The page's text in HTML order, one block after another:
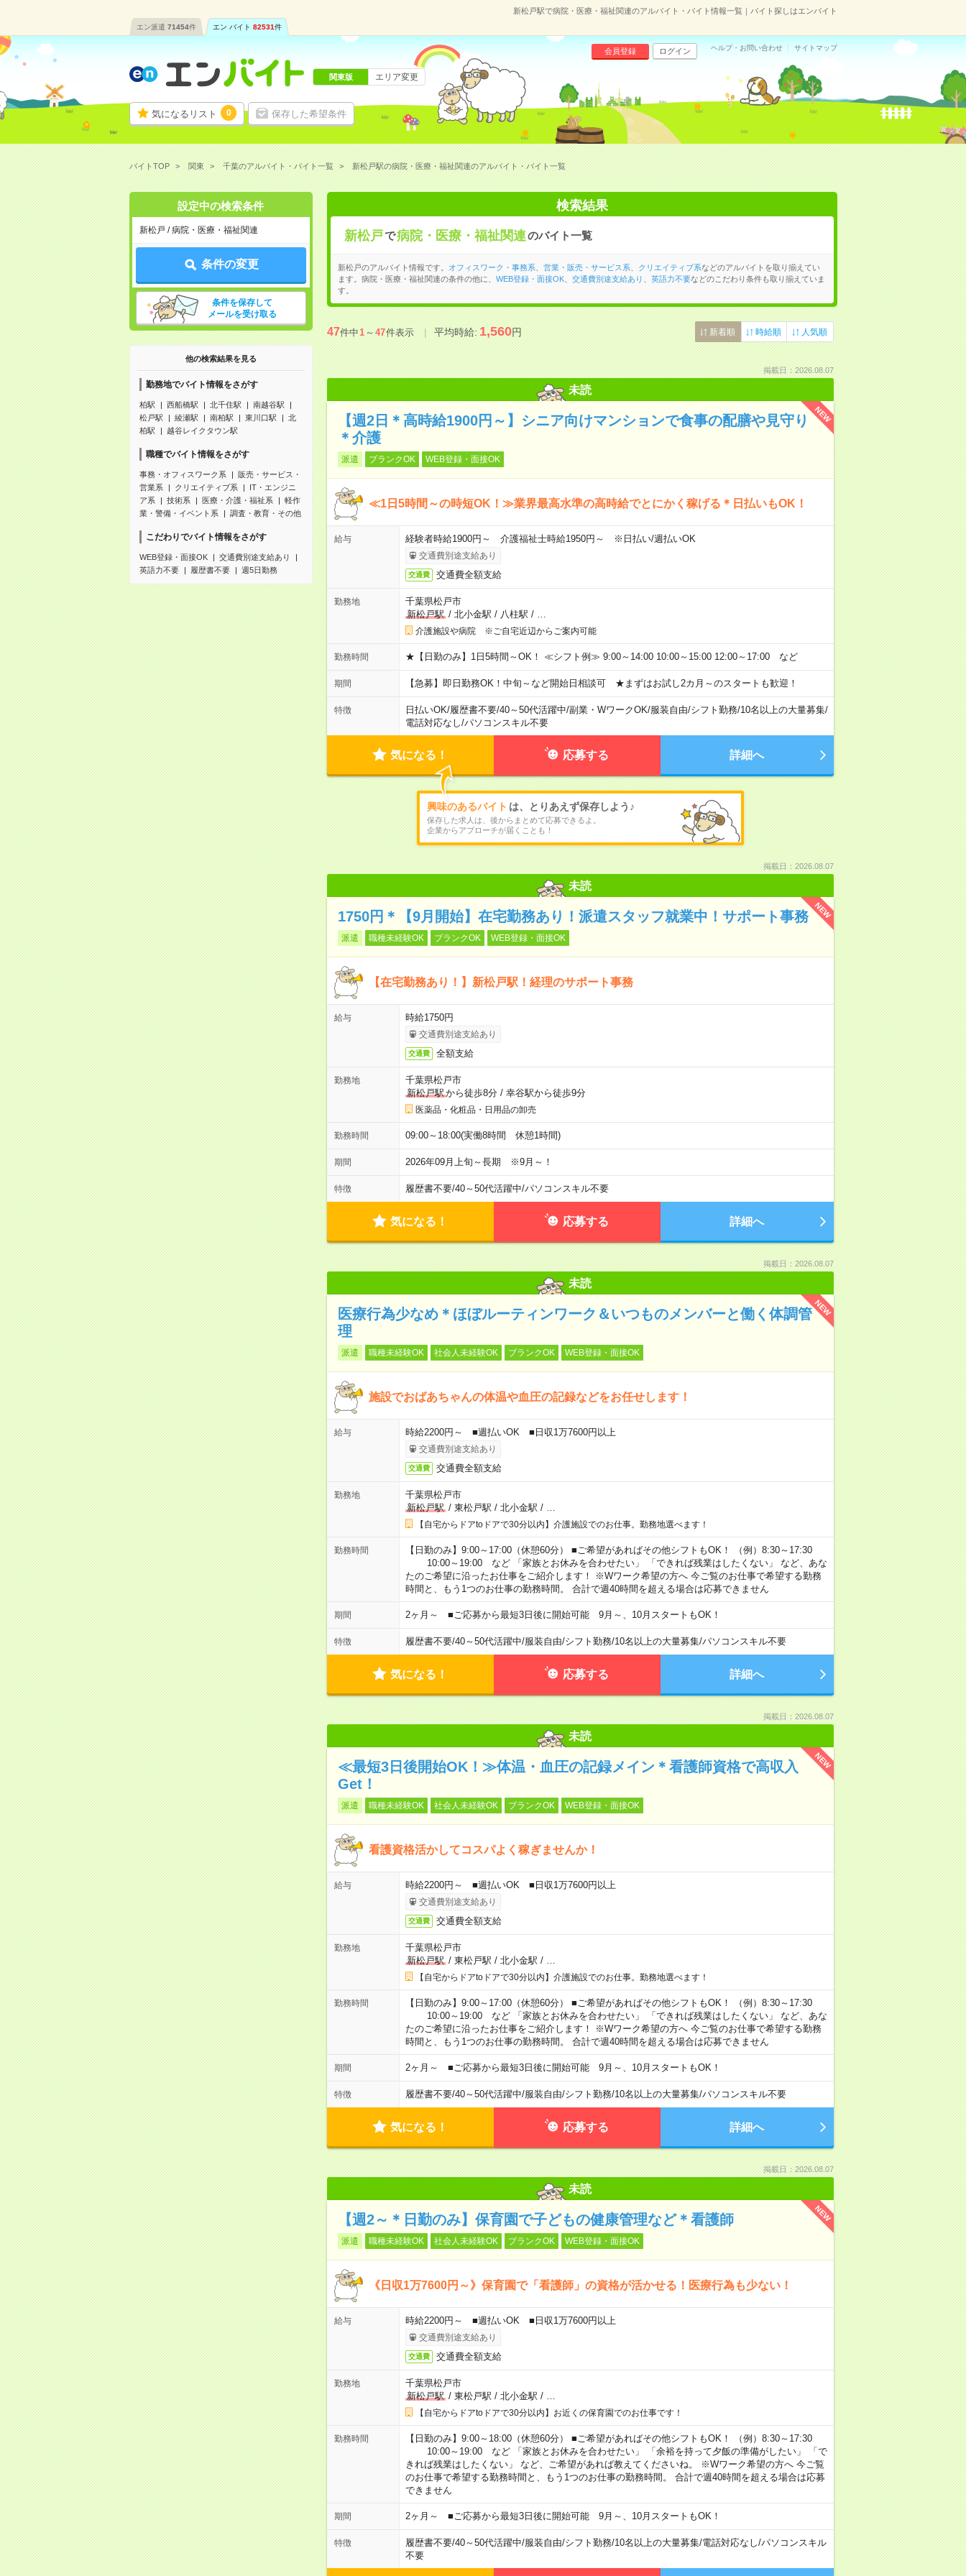
新松戸駅で病院・医療・福祉関連のアルバイト・バイト情報一覧｜バイト探しはエンバイト
エン派遣 71454件 エン バイト 82531件
気になるリスト 0 保存した希望条件
会員登録 ログイン ヘルプ・お問い合わせ サイトマップ
関東版 エリア変更
バイトTOP 関東 千葉のアルバイト・バイト一覧 新松戸駅の病院・医療・福祉関連のアルバイト・バイト一覧
設定中の検索条件
新松戸 / 病院・医療・福祉関連
条件の変更
条件を保存して
メールを受け取る
他の検索結果を見る
勤務地でバイト情報をさがす
柏駅 西船橋駅 北千住駅
南越谷駅
松戸駅
綾瀬駅 南柏駅 東川口駅
北
柏駅
越谷レイクタウン駅
職種でバイト情報をさがす
事務・オフィスワーク系
販売・サービス・
営業系
クリエイティブ系
IT・エンジニ
ア系
技術系 医療・介護・福祉系
軽作
業・警備・イベント系
調査・教育・その他
こだわりでバイト情報をさがす
WEB登録・面接OK
交通費別途支給あり
英語力不要
履歴書不要 週5日勤務
検索結果
新松戸で病院・医療・福祉関連のバイト一覧
新松戸のアルバイト情報です。 オフィスワーク・事務系 営業・販売・サービス系 クリエイティブ系などのアルバイトを取り揃えてい
ます。病院・医療・福祉関連の条件の他に、 WEB登録・面接OK、 交通費別途支給あり 英語力不要などのこだわり条件も取り揃えていま
す。
47件中1～47件表示 平均時給:1,560円 新着順 時給順 人気順
掲載日：2026.08.07
未読
NEW
【週2日＊高時給1900円～】シニア向けマンションで食事の配膳や見守り
＊介護
派遣 ブランクOK WEB登録・面接OK
≪1日5時間～の時短OK！≫業界最高水準の高時給でとにかく稼げる＊日払いもOK！
給与 経験者時給1900円～ 介護福祉士時給1950円～ ※日払い/週払いOK
交通費別途支給あり
交通費 交通費全額支給
勤務地
千葉県松戸市
新松戸駅/ 北小金駅 / 八柱駅 /
介護施設や病院 ※ご自宅近辺からご案内可能
勤務時間 ★【日勤のみ】1日5時間～OK！ ≪シフト例≫ 9:00～14:00 10:00～15:00 12:00～17:00 など
期間 【急募】即日勤務OK！中旬～など開始日相談可 ★まずはお試し2カ月～のスタートも歓迎！
特徴 日払いOK/履歴書不要/40～50代活躍中/副業・WワークOK/服装自由/シフト勤務/10名以上の大量募集/
電話対応なし/パソコンスキル不要
気になる！ 応募する 詳細へ
興味のあるバイト は、とりあえず保存しよう♪
保存した求人は、後からまとめて応募できるよ。
企業からアプローチが届くことも！
掲載日：2026.08.07
未読
NEW
1750円＊【9月開始】在宅勤務あり！派遣スタッフ就業中！サポート事務
派遣 職種未経験OK ブランクOK WEB登録・面接OK
【在宅勤務あり！】新松戸駅！経理のサポート事務
給与 時給1750円
交通費別途支給あり
交通費 全額支給
勤務地
千葉県松戸市
新松戸駅から徒歩8分/ 幸谷駅から徒歩9分
医薬品・化粧品・日用品の卸売
勤務時間 09:00～18:00(実働8時間 休憩1時間)
期間 2026年09月上旬～長期 ※9月～！
特徴 履歴書不要/40～50代活躍中/パソコンスキル不要
気になる！ 応募する 詳細へ
掲載日：2026.08.07
未読
NEW
医療行為少なめ＊ほぼルーティンワーク＆いつものメンバーと働く体調管
理
派遣 職種未経験OK 社会人未経験OK ブランクOK WEB登録・面接OK
施設でおばあちゃんの体温や血圧の記録などをお任せします！
給与 時給2200円～ ■週払いOK ■日収1万7600円以上
交通費別途支給あり
交通費 交通費全額支給
勤務地
千葉県松戸市
新松戸駅/ 東松戸駅 / 北小金駅 /
【自宅からドアtoドアで30分以内】介護施設でのお仕事。勤務地選べます！
勤務時間
【日勤のみ】9:00～17:00（休憩60分） ■ご希望があればその他シフトもOK！ （例）8:30～17:30
10:00～19:00 など 「家族とお休みを合わせたい」 「できれば残業はしたくない」 など、あな
たのご希望に沿ったお仕事をご紹介します！ ※Wワーク希望の方へ 今ご覧のお仕事で希望する勤務
時間と、もう1つのお仕事の勤務時間。 合計で週40時間を超える場合は応募できません
期間 2ヶ月～ ■ご応募から最短3日後に開始可能 9月～、10月スタートもOK！
特徴 履歴書不要/40～50代活躍中/服装自由/シフト勤務/10名以上の大量募集/パソコンスキル不要
気になる！ 応募する 詳細へ
掲載日：2026.08.07
未読
NEW
≪最短3日後開始OK！≫体温・血圧の記録メイン＊看護師資格で高収入
Get！
派遣 職種未経験OK 社会人未経験OK ブランクOK WEB登録・面接OK
看護資格活かしてコスパよく稼ぎませんか！
給与 時給2200円～ ■週払いOK ■日収1万7600円以上
交通費別途支給あり
交通費 交通費全額支給
勤務地
千葉県松戸市
新松戸駅/ 東松戸駅 / 北小金駅 /
【自宅からドアtoドアで30分以内】介護施設でのお仕事。勤務地選べます！
勤務時間
【日勤のみ】9:00～17:00（休憩60分） ■ご希望があればその他シフトもOK！ （例）8:30～17:30
10:00～19:00 など 「家族とお休みを合わせたい」 「できれば残業はしたくない」 など、あな
たのご希望に沿ったお仕事をご紹介します！ ※Wワーク希望の方へ 今ご覧のお仕事で希望する勤務
時間と、もう1つのお仕事の勤務時間。 合計で週40時間を超える場合は応募できません
期間 2ヶ月～ ■ご応募から最短3日後に開始可能 9月～、10月スタートもOK！
特徴 履歴書不要/40～50代活躍中/服装自由/シフト勤務/10名以上の大量募集/パソコンスキル不要
気になる！ 応募する 詳細へ
掲載日：2026.08.07
未読
NEW
【週2～＊日勤のみ】保育園で子どもの健康管理など＊看護師
派遣 職種未経験OK 社会人未経験OK ブランクOK WEB登録・面接OK
《日収1万7600円～》保育園で「看護師」の資格が活かせる！医療行為も少ない！
給与 時給2200円～ ■週払いOK ■日収1万7600円以上
交通費別途支給あり
交通費 交通費全額支給
勤務地
千葉県松戸市
新松戸駅/ 東松戸駅 / 北小金駅 /
【自宅からドアtoドアで30分以内】お近くの保育園でのお仕事です！
勤務時間
【日勤のみ】9:00～18:00（休憩60分） ■ご希望があればその他シフトもOK！ （例）8:30～17:30
10:00～19:00 など 「家族とお休みを合わせたい」 「余裕を持って夕飯の準備がしたい」 「で
きれば残業はしたくない」 など、ご希望があれば教えてくださいね。 ※Wワーク希望の方へ 今ご覧
のお仕事で希望する勤務時間と、もう1つのお仕事の勤務時間。 合計で週40時間を超える場合は応募
できません
期間 2ヶ月～ ■ご応募から最短3日後に開始可能 9月～、10月スタートもOK！
特徴 履歴書不要/40～50代活躍中/服装自由/シフト勤務/10名以上の大量募集/電話対応なし/パソコンスキル
不要